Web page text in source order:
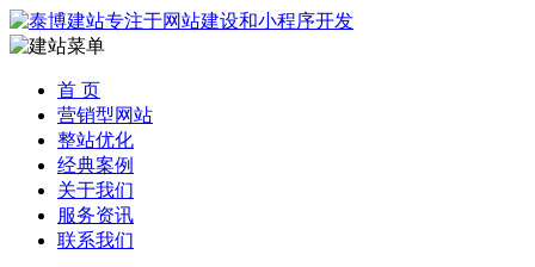
首 页
营销型网站
整站优化
经典案例
关于我们
服务资讯
联系我们